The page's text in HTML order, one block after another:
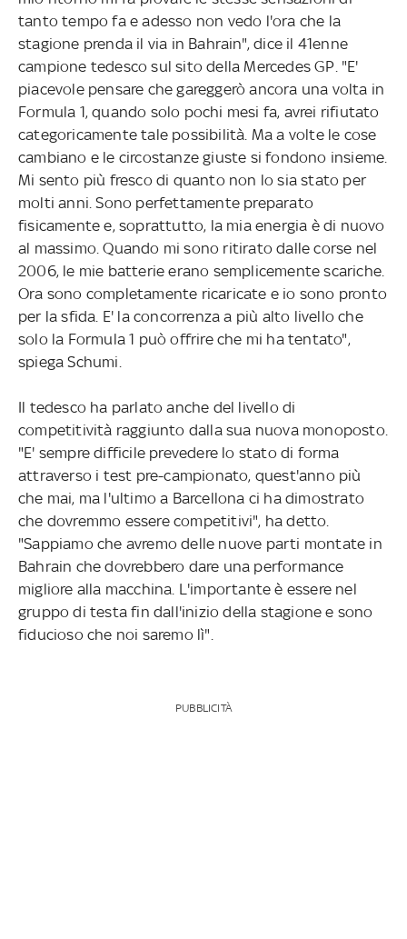
tanto tempo fa e adesso non vedo l'ora che la
stagione prenda il via in Bahrain", dice il 41enne
campione tedesco sul sito della Mercedes GP. "E'
piacevole pensare che gareggerò ancora una volta in
Formula 1, quando solo pochi mesi fa, avrei rifiutato
categoricamente tale possibilità. Ma a volte le cose
cambiano e le circostanze giuste si fondono insieme.
Mi sento più fresco di quanto non lo sia stato per
molti anni. Sono perfettamente preparato
fisicamente e, soprattutto, la mia energia è di nuovo
al massimo. Quando mi sono ritirato dalle corse nel
2006, le mie batterie erano semplicemente scariche.
Ora sono completamente ricaricate e io sono pronto
per la sfida. E' la concorrenza a più alto livello che
solo la Formula 1 può offrire che mi ha tentato",
spiega Schumi.
Il tedesco ha parlato anche del livello di
competitività raggiunto dalla sua nuova monoposto.
"E' sempre difficile prevedere lo stato di forma
attraverso i test pre-campionato, quest'anno più
che mai, ma l'ultimo a Barcellona ci ha dimostrato
che dovremmo essere competitivi", ha detto.
"Sappiamo che avremo delle nuove parti montate in
Bahrain che dovrebbero dare una performance
migliore alla macchina. L'importante è essere nel
gruppo di testa fin dall'inizio della stagione e sono
fiducioso che noi saremo lì".
PUBBLICITÀ